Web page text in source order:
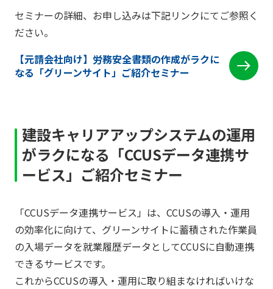
セミナーの詳細、お申し込みは下記リンクにてご参照く
ださい。
【元請会社向け】労務安全書類の作成がラクに
なる「グリーンサイト」ご紹介セミナー
建設キャリアアップシステムの運用
がラクになる「CCUSデータ連携サ
ービス」ご紹介セミナー
「CCUSデータ連携サービス」は、CCUSの導入・運用
の効率化に向けて、グリーンサイトに蓄積された作業員
の入場データを就業履歴データとしてCCUSに自動連携
できるサービスです。
これからCCUSの導入・運用に取り組まなければいけな